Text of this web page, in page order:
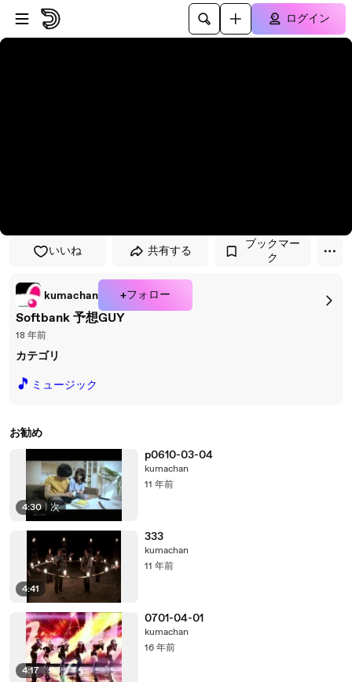
プレイヤーにスキップ
メインコンテンツにスキップ
ログイン
いいね 共有する
ブックマー
ク
kumachan +フォロー
Softbank 予想GUY
18 年前
カテゴリ
🎵 ミュージック
お勧め
4:30 | 次
p0610-03-04
kumachan
11 年前
4:41
333
kumachan
11 年前
4:17
0701-04-01
kumachan
16 年前